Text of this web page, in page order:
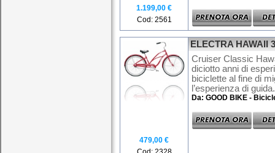
1.199,00 €
Cod: 2561
479,00 €
ELECTRA HAWAII
Cruiser Classic
diciotto anni di
biciclette al fine di
l’esperienza di
Da: GOOD BIKE -